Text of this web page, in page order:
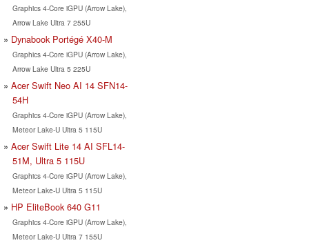
Graphics 4-Core iGPU (Arrow Lake),
Arrow Lake Ultra 7 255U
Dynabook Portégé X40-M
Graphics 4-Core iGPU (Arrow Lake),
Arrow Lake Ultra 5 225U
Acer Swift Neo AI 14 SFN14-
54H
Graphics 4-Core iGPU (Arrow Lake),
Meteor Lake-U Ultra 5 115U
Acer Swift Lite 14 AI SFL14-
51M, Ultra 5 115U
Graphics 4-Core iGPU (Arrow Lake),
Meteor Lake-U Ultra 5 115U
HP EliteBook 640 G11
Graphics 4-Core iGPU (Arrow Lake),
Meteor Lake-U Ultra 7 155U